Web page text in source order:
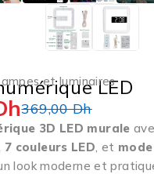
et luminaires
LED
369,00Dh
3D LED murale
7 couleurs LED, et
look moderne et